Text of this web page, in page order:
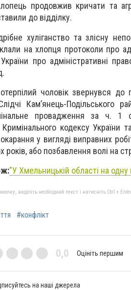
продовжив кричати та
до відділку.
хуліганство та злісну
на хлопця протоколи про
про адміністративні
чоловік звернувся до
Кам’янець-Подільського
провадження за ч. 1
кодексу України
у вигляді виправних
років, або позбавлення волі на
"У Хмельницькій області на
виділіть необхідний текст і натисніть Ctrl +
#конфлікт
0,0 Оцініть першим
на наші джерела